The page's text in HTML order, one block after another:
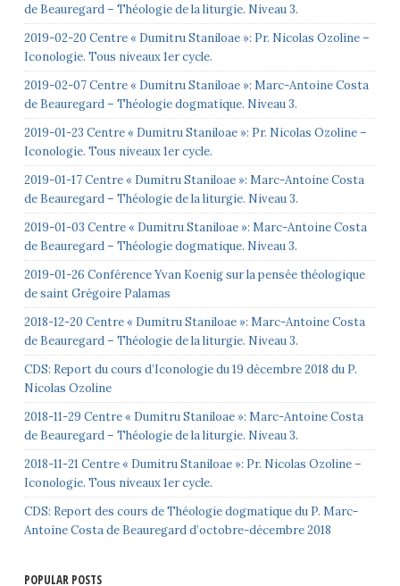
de Beauregard – Théologie de la liturgie. Niveau 3.
2019-02-20 Centre « Dumitru Staniloae »: Pr. Nicolas Ozoline –
Iconologie. Tous niveaux 1er cycle.
2019-02-07 Centre « Dumitru Staniloae »: Marc-Antoine Costa
de Beauregard – Théologie dogmatique. Niveau 3.
2019-01-23 Centre « Dumitru Staniloae »: Pr. Nicolas Ozoline –
Iconologie. Tous niveaux 1er cycle.
2019-01-17 Centre « Dumitru Staniloae »: Marc-Antoine Costa
de Beauregard – Théologie de la liturgie. Niveau 3.
2019-01-03 Centre « Dumitru Staniloae »: Marc-Antoine Costa
de Beauregard – Théologie dogmatique. Niveau 3.
2019-01-26 Conférence Yvan Koenig sur la pensée théologique
de saint Grégoire Palamas
2018-12-20 Centre « Dumitru Staniloae »: Marc-Antoine Costa
de Beauregard – Théologie de la liturgie. Niveau 3.
CDS: Report du cours d’Iconologie du 19 décembre 2018 du P.
Nicolas Ozoline
2018-11-29 Centre « Dumitru Staniloae »: Marc-Antoine Costa
de Beauregard – Théologie de la liturgie. Niveau 3.
2018-11-21 Centre « Dumitru Staniloae »: Pr. Nicolas Ozoline –
Iconologie. Tous niveaux 1er cycle.
CDS: Report des cours de Théologie dogmatique du P. Marc-
Antoine Costa de Beauregard d’octobre-décembre 2018
POPULAR POSTS